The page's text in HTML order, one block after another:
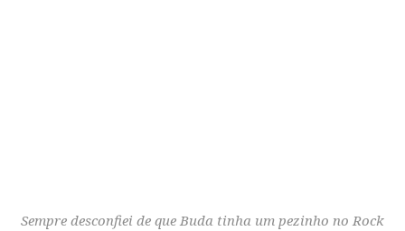
Sempre desconfiei de que Buda tinha um pezinho no Rock